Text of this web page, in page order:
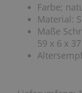
Farbe;
Material:
Maße
59 x 6 x